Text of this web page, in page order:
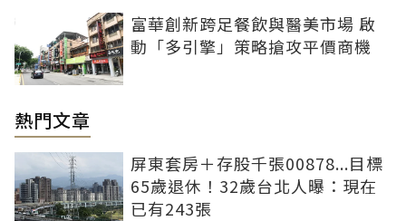
富華創新跨足餐飲與醫美市場 啟
動「多引擎」策略搶攻平價商機
熱門文章
屏東套房＋存股千張00878...目標
65歲退休！32歲台北人曝：現在
已有243張